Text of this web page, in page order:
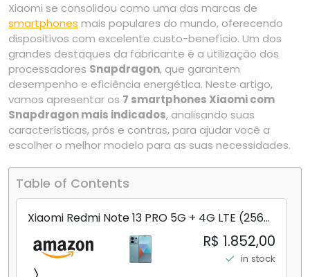
Xiaomi se consolidou como uma das marcas de
smartphones mais populares do mundo, oferecendo
dispositivos com excelente custo-benefício. Um dos
grandes destaques da fabricante é a utilização dos
processadores Snapdragon, que garantem
desempenho e eficiência energética. Neste artigo,
vamos apresentar os 7 smartphones Xiaomi com
Snapdragon mais indicados, analisando suas
características, prós e contras, para ajudar você a
escolher o melhor modelo para as suas necessidades.
Table of Contents
Xiaomi Redmi Note 13 PRO 5G + 4G LTE (256
GB + 8 GB) 200 MP Triplo (Mobile Mint Tello
e) + (Pacote de carregador duplo de carro
rápido) (Ocean Teal (ROM))
R$ 1.852,00
in stock